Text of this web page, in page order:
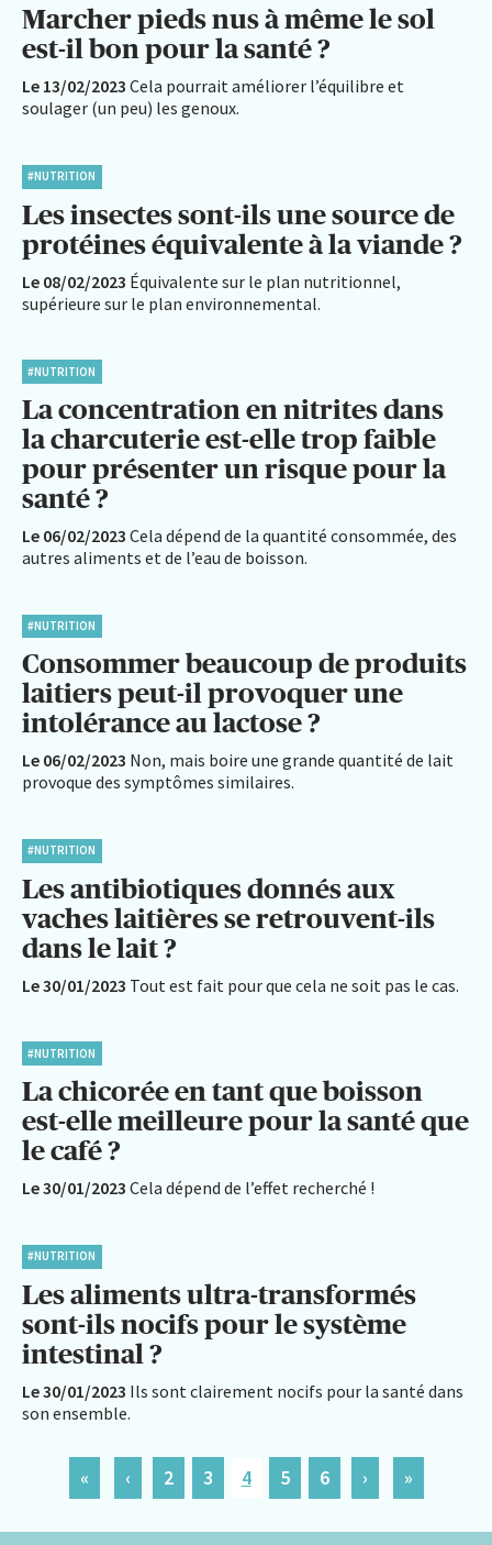
Marcher pieds nus à même le sol
est-il bon pour la santé ?
Le 13/02/2023 Cela pourrait améliorer l’équilibre et
soulager (un peu) les genoux.
#NUTRITION
Les insectes sont-ils une source de
protéines équivalente à la viande ?
Le 08/02/2023 Équivalente sur le plan nutritionnel,
supérieure sur le plan environnemental.
#NUTRITION
La concentration en nitrites dans
la charcuterie est-elle trop faible
pour présenter un risque pour la
santé ?
Le 06/02/2023 Cela dépend de la quantité consommée, des
autres aliments et de l’eau de boisson.
#NUTRITION
Consommer beaucoup de produits
laitiers peut-il provoquer une
intolérance au lactose ?
Le 06/02/2023 Non, mais boire une grande quantité de lait
provoque des symptômes similaires.
#NUTRITION
Les antibiotiques donnés aux
vaches laitières se retrouvent-ils
dans le lait ?
Le 30/01/2023 Tout est fait pour que cela ne soit pas le cas.
#NUTRITION
La chicorée en tant que boisson
est-elle meilleure pour la santé que
le café ?
Le 30/01/2023 Cela dépend de l’effet recherché !
#NUTRITION
Les aliments ultra-transformés
sont-ils nocifs pour le système
intestinal ?
Le 30/01/2023 Ils sont clairement nocifs pour la santé dans
son ensemble.
« ‹ 2 3 4 5 6 › »